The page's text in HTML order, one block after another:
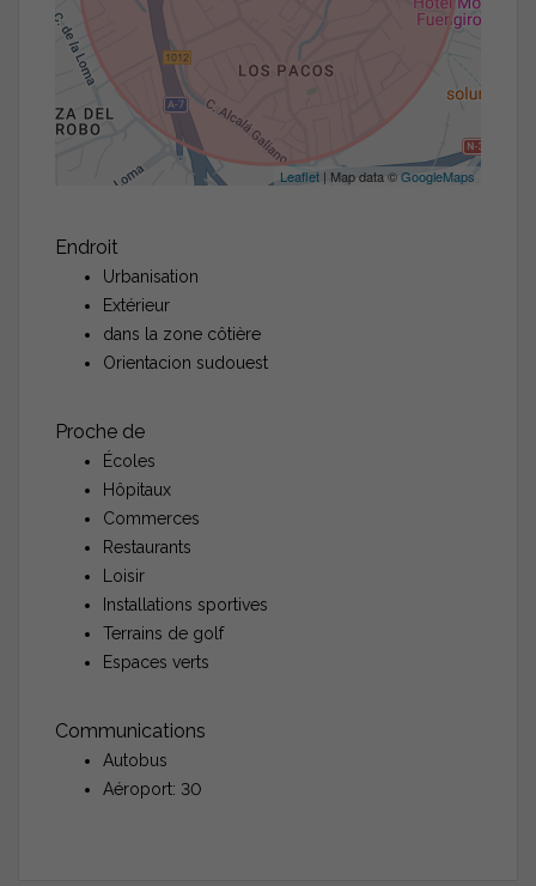
Leaflet | Map data ©GoogleMaps
Endroit
Urbanisation
Extérieur
dans la zone côtière
Orientacion sudouest
Proche de
Écoles
Hôpitaux
Commerces
Restaurants
Loisir
Installations sportives
Terrains de golf
Espaces verts
Communications
Autobus
Aéroport: 30